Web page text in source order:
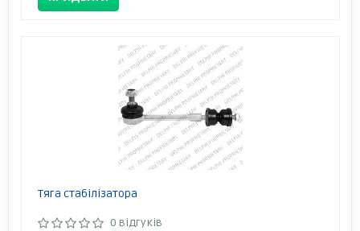
Тяга стабілізатора
0 відгуків